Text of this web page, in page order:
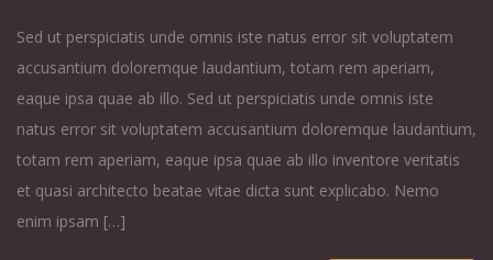
Sed ut perspiciatis unde omnis iste natus error sit voluptatem
accusantium doloremque laudantium, totam rem aperiam,
eaque ipsa quae ab illo. Sed ut perspiciatis unde omnis iste
natus error sit voluptatem accusantium doloremque laudantium,
totam rem aperiam, eaque ipsa quae ab illo inventore veritatis
et quasi architecto beatae vitae dicta sunt explicabo. Nemo
enim ipsam […]